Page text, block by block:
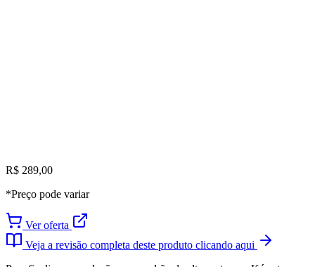
R$ 289,00
*Preço pode variar
Ver oferta
Veja a revisão completa deste produto clicando aqui